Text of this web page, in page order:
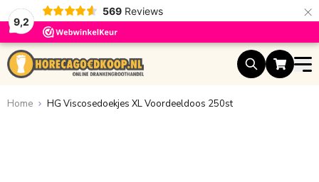
9,2
569 Reviews ×
Ga naar de inhoud
Home HG Viscosedoekjes XL Voordeeldoos 250st